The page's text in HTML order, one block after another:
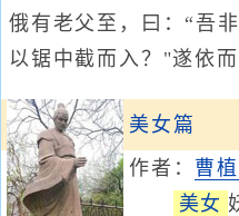
俄有老父至，曰：“吾
以锯中截而入？"遂依而
美女篇
作者： 曹植
美女